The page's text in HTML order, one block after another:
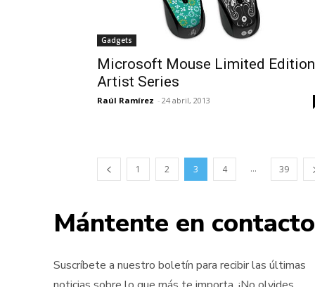
Gadgets
Microsoft Mouse Limited Edition
Artist Series
Raúl Ramírez - 24 abril, 2013
1 2 3 4 ... 39
Mántente en contacto
Suscríbete a nuestro boletín para recibir las últimas